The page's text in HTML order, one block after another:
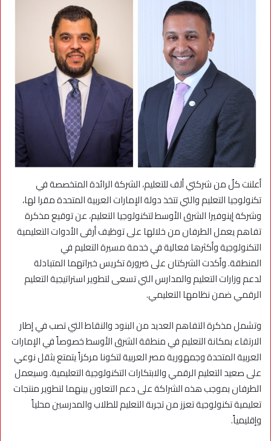
أعلنت كلٌ من شركتي ألف للتعليم، الشركة الرائدة المتخصصة في
تكنولوجيا التعليم والتي تتخذ دولة الإمارات العربية المتحدة مقرا لها،
وشركة إينوفيرا الشرق الأوسط لتكنولوجيا التعليم، عن توقيع مذكرة
تفاهم يعمل الطرفان من خلالها على توظيف أرقى الأدوات التعليمية
التكنولوجية وأكثرها فعالية في خدمة مسيرة التعليم في
المنطقة. وأكدت الشركتان على ضرورة تكريس خبراتهما المتبادلة
لدعم وزارات التعليم والمدارس التي تسعى لتطوير استراتيجية التعليم
الرقمي ضمن نظامها التعليمي.
وتشمل مذكرة التفاهم العديد من البنود والنقاط التي تصب في إطار
الارتقاء بمكانة التعليم في منطقة الشرق الأوسط خصوصاً في الإمارات
العربية المتحدة وجمهورية مصر العربية لتكونا مركزاً يتمتع بثقل نوعي
على صعيد التعليم الرقمي والابتكارات التكنولوجية التعليمية. وسيعمل
الطرفان بموجب هذه الشراكة على دعم التعاون بينهما لتطوير منتجات
تعليمية تكنولوجية تعزز من تجربة التعليم للطلاب والمدرسين محلياً
وإقليمياً.